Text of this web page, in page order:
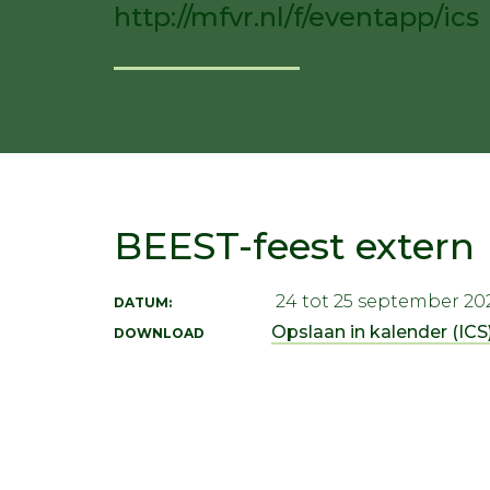
http://mfvr.nl/f/eventapp/ics
BEEST-feest extern
DATUM: 24 tot 25 september
DOWNLOAD Opslaan in kalender